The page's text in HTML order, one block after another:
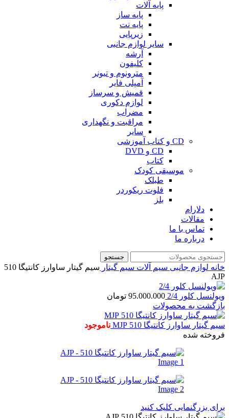
پایه آلات
پایه ساز
پایه نت
زیرپایی
سایر لوازم جانبی
آرشه
کلیفون
مترونوم و تیونر
آمپلی فایر
قمیش و سرساز
لوازم دکوری
مضراب
مراقبت و نگهداری
سایر
CD و کتاب آموزشی
CD و DVD
کتاب
موسیقی کودک
طبلک
فلوت ریکوردر
بلز
دلارام
مقالات
تماس با ما
درباره ما
جستجو
خانه لوازم جانبی سیم آلات سیم گیتار
سیم گیتار ساوارز کانتیگا 510
AJP
ویولنسل کلور 2/4 95.000.000 تومان
بازگشت به محصولات
سیم گیتار ساوارز کانتیگا 510 MJP
ناموجود
فروخته شده
برای بزرگنمایی کلیک کنید